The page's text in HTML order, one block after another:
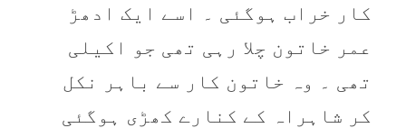
کار خراب ہوگئی ۔ اسے ایک ادھڑ
عمر خاتون چلا رہی تھی جو اکیلی
تھی ۔ وہ خاتون کار سے باہر نکل
کر شاہراہ کے کنارے کھڑی ہوگئی